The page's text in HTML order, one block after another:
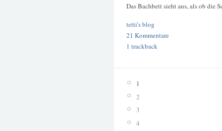
Das Bachbett sieht aus, als ob die
tetti's blog
21 Kommentare
1 trackback
1
2
3
4